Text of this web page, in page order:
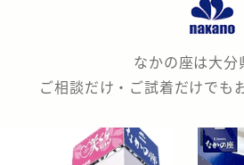
なかの座は大分
ご相談だけ・ご試着だけでも